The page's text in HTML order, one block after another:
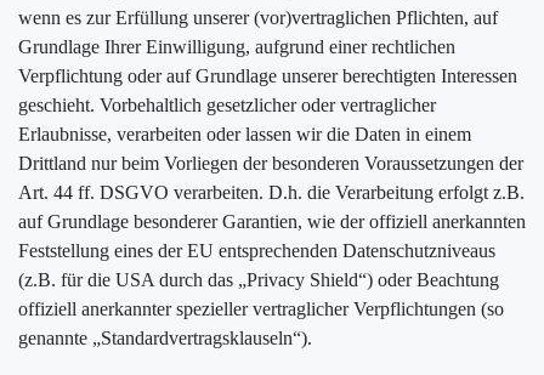
wenn es zur Erfüllung unserer (vor)vertraglichen Pflichten, auf
Grundlage Ihrer Einwilligung, aufgrund einer rechtlichen
Verpflichtung oder auf Grundlage unserer berechtigten Interessen
geschieht. Vorbehaltlich gesetzlicher oder vertraglicher
Erlaubnisse, verarbeiten oder lassen wir die Daten in einem
Drittland nur beim Vorliegen der besonderen Voraussetzungen der
Art. 44 ff. DSGVO verarbeiten. D.h. die Verarbeitung erfolgt z.B.
auf Grundlage besonderer Garantien, wie der offiziell anerkannten
Feststellung eines der EU entsprechenden Datenschutzniveaus
(z.B. für die USA durch das „Privacy Shield“) oder Beachtung
offiziell anerkannter spezieller vertraglicher Verpflichtungen (so
genannte „Standardvertragsklauseln“).